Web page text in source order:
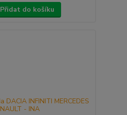
Přidat do košíku